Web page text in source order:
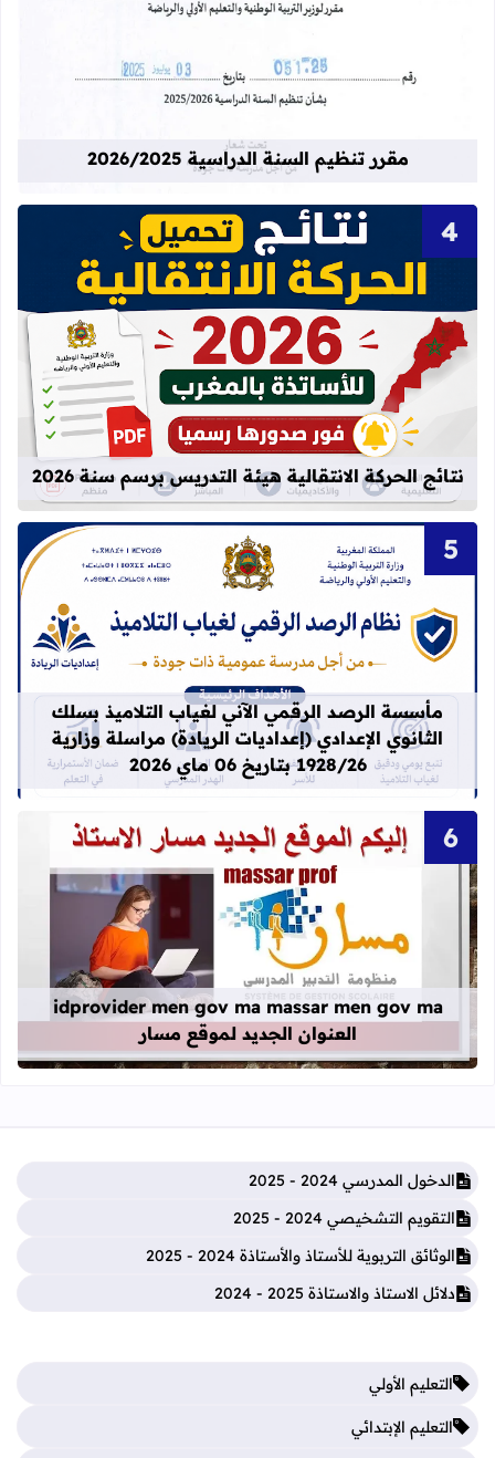
قراءة المزيد عن مقرر تنظيم السنة الدراسية
مقرر تنظيم السنة الدراسية 2026/2025
قراءة المزيد عن نتائج الحركة
نتائج الحركة الانتقالية هيئة التدريس برسم سنة 2026
قراءة المزيد عن مأسسة الرصد الرقمي الآني
مأسسة الرصد الرقمي الآني لغياب التلاميذ بسلك
الثانوي الإعدادي (إعداديات الريادة) مراسلة وزارية
1928/26 بتاريخ 06 ماي 2026
قراءة المزيد عن idprovider men gov ma massar men gov ma العنوان الجديد لموقع مسار
idprovider men gov ma massar men gov ma
العنوان الجديد لموقع مسار
الدخول المدرسي 2024 - 2025
التقويم التشخيصي 2024 - 2025
الوثائق التربوية للأستاذ والأستاذة 2024 - 2025
دلائل الاستاذ والاستاذة 2025 - 2024
التعليم الأولي
التعليم الإبتدائي